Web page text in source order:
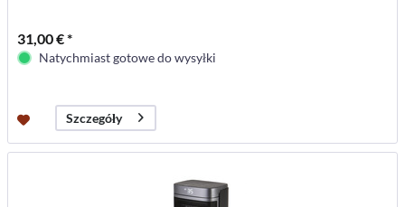
31,00 € *
Natychmiast gotowe do wysyłki
Szczegóły